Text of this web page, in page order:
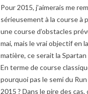
Pour 2015, j’aimerais me
sérieusement à la course à
une course d’obstacles
mai, mais le vrai objectif en la
matière, ce serait la Spartan
En terme de course
pourquoi pas le semi du Run
2015 ? Dans le pire des cas,